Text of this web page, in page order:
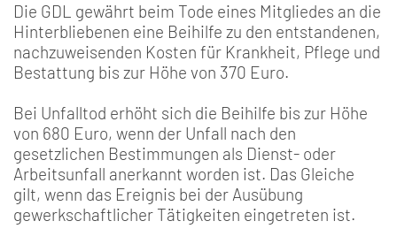
Die GDL gewährt beim Tode eines Mitgliedes an die
Hinterbliebenen eine Beihilfe zu den entstandenen,
nachzuweisenden Kosten für Krankheit, Pflege und
Bestattung bis zur Höhe von 370 Euro.
Bei Unfalltod erhöht sich die Beihilfe bis zur Höhe
von 680 Euro, wenn der Unfall nach den
gesetzlichen Bestimmungen als Dienst- oder
Arbeitsunfall anerkannt worden ist. Das Gleiche
gilt, wenn das Ereignis bei der Ausübung
gewerkschaftlicher Tätigkeiten eingetreten ist.